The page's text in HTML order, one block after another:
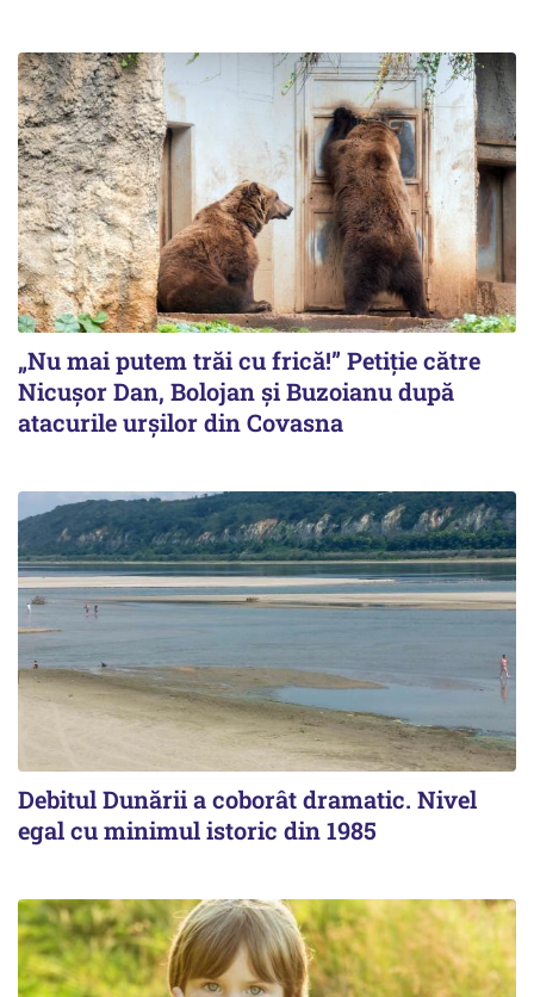
„Nu mai putem trăi cu frică!” Petiție către
Nicușor Dan, Bolojan și Buzoianu după
atacurile urșilor din Covasna
Debitul Dunării a coborât dramatic. Nivel
egal cu minimul istoric din 1985